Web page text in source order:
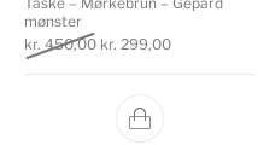
mønster
kr. 450,00 Den oprindelige pris
kr. 299,00Den aktuelle